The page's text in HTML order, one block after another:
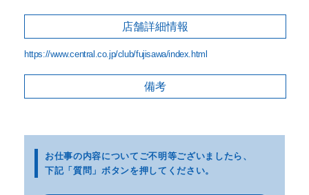
店舗詳細情報
https://www.central.co.jp/club/fujisawa/index.html
備考
お仕事の内容についてご不明等ございましたら、
下記「質問」ボタンを押してください。